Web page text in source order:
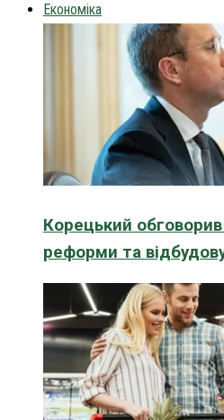
Економіка
Корецький
реформи та